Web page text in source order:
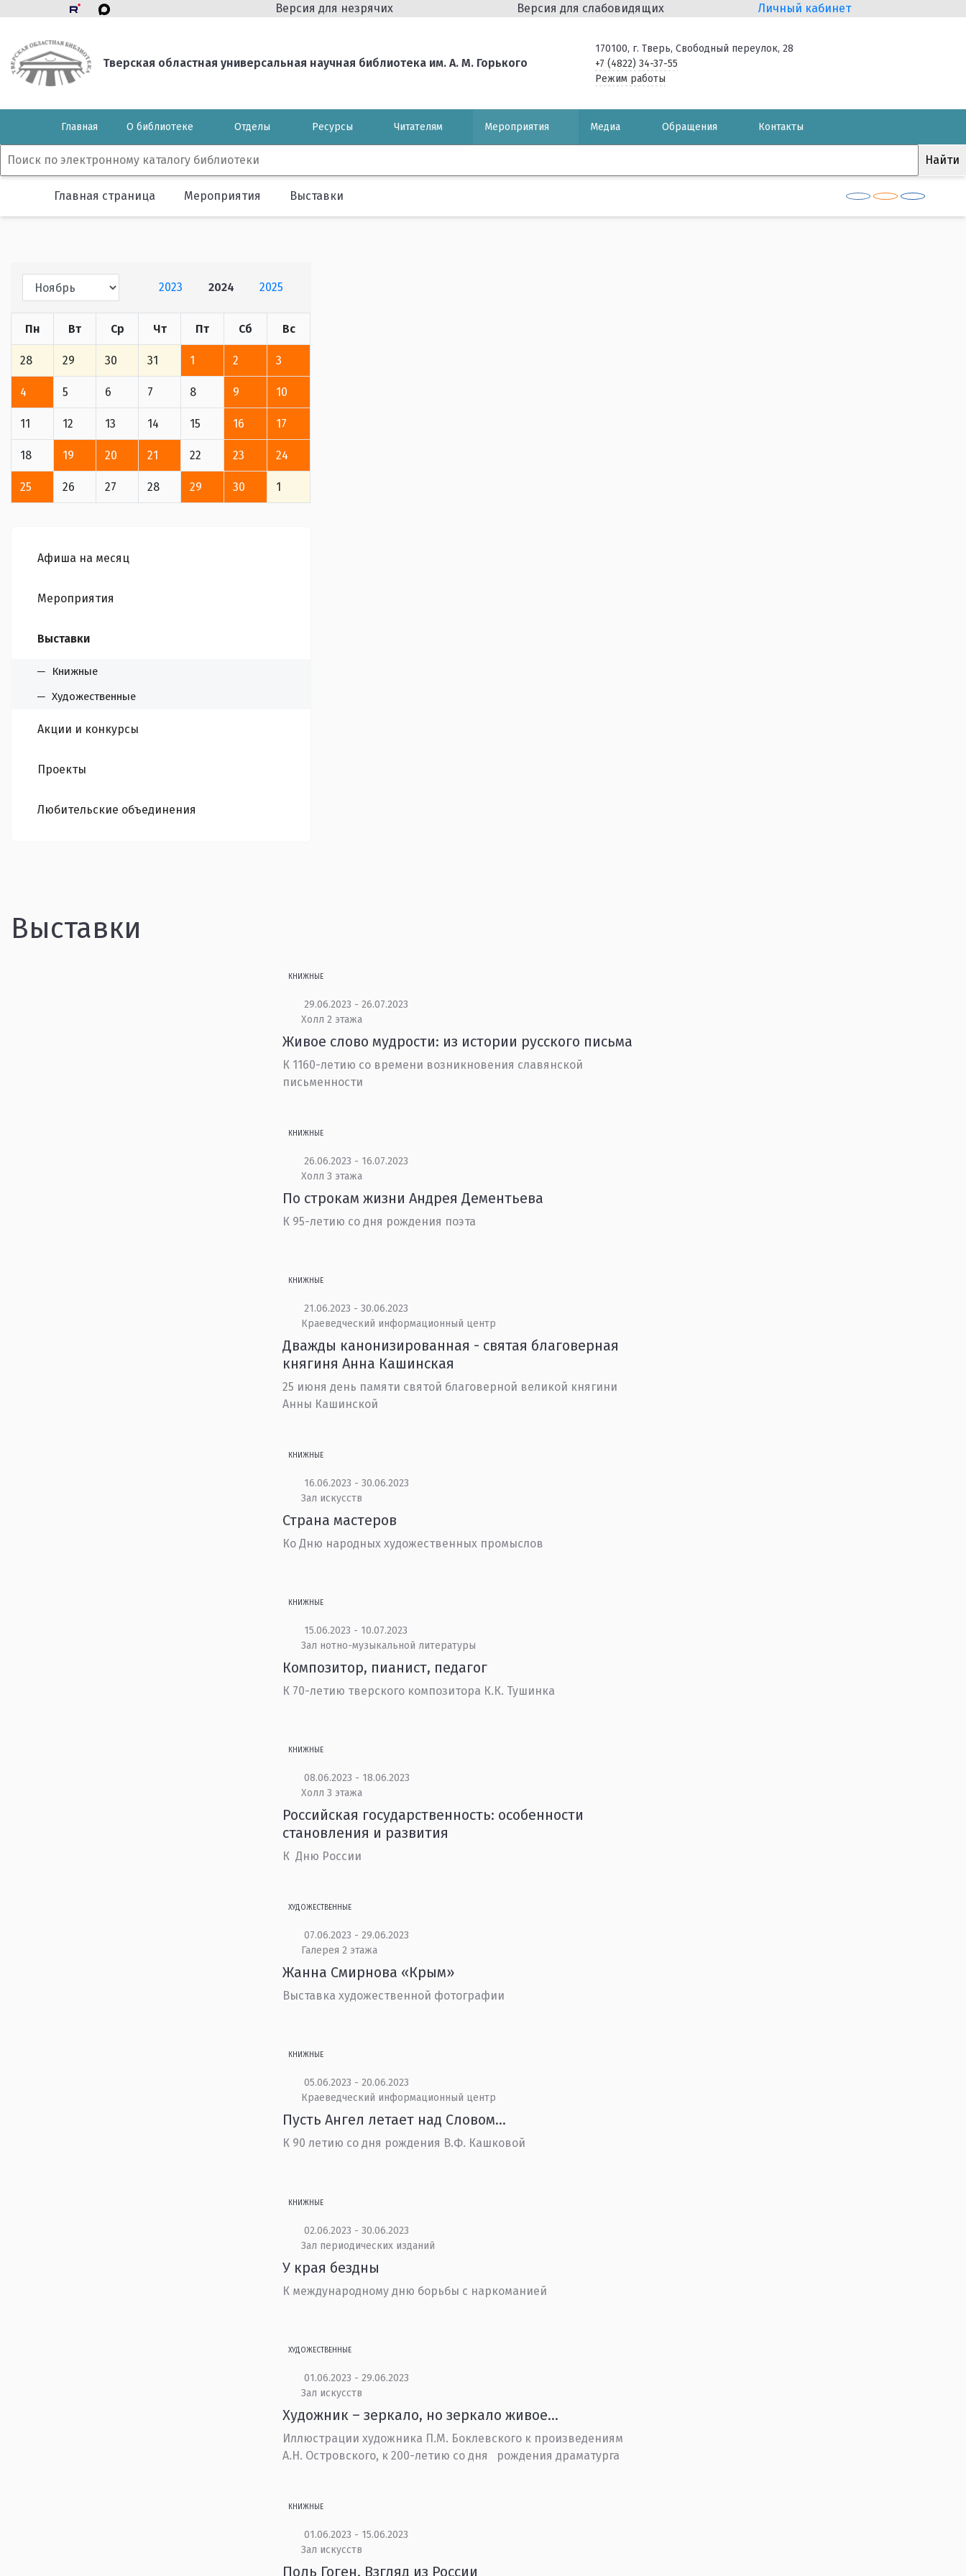
Версия для незрячих Версия для слабовидящих Личный кабинет
Тверская областная универсальная научная библиотека им. А. М. Горького
170100, г. Тверь, Свободный переулок, 28
+7 (4822) 34-37-55
Режим работы
Главная О библиотеке Отделы Ресурсы Читателям Мероприятия Медиа Обращения Контакты
Главная страница Мероприятия Выставки
2023 2024 2025
Пн Вт Ср Чт Пт Сб Вс
28 29 30 31 1 2 3
4 5 6 7 8 9 10
11 12 13 14 15 16 17
18 19 20 21 22 23 24
25 26 27 28 29 30 1
Афиша на месяц
Мероприятия
Выставки
Книжные
Художественные
Акции и конкурсы
Проекты
Любительские объединения
Выставки
КНИЖНЫЕ
29.06.2023 - 26.07.2023
Холл 2 этажа
Живое слово мудрости: из истории русского письма
К 1160-летию со времени возникновения славянской
письменности
КНИЖНЫЕ
26.06.2023 - 16.07.2023
Холл 3 этажа
По строкам жизни Андрея Дементьева
К 95-летию со дня рождения поэта
КНИЖНЫЕ
21.06.2023 - 30.06.2023
Краеведческий информационный центр
Дважды канонизированная - святая благоверная
княгиня Анна Кашинская
25 июня день памяти святой благоверной великой княгини
Анны Кашинской
КНИЖНЫЕ
16.06.2023 - 30.06.2023
Зал искусств
Страна мастеров
Ко Дню народных художественных промыслов
КНИЖНЫЕ
15.06.2023 - 10.07.2023
Зал нотно-музыкальной литературы
Композитор, пианист, педагог
К 70-летию тверского композитора К.К. Тушинка
КНИЖНЫЕ
08.06.2023 - 18.06.2023
Холл 3 этажа
Российская государственность: особенности
становления и развития
К Дню России
ХУДОЖЕСТВЕННЫЕ
07.06.2023 - 29.06.2023
Галерея 2 этажа
Жанна Смирнова «Крым»
Выставка художественной фотографии
КНИЖНЫЕ
05.06.2023 - 20.06.2023
Краеведческий информационный центр
Пусть Ангел летает над Словом...
К 90 летию со дня рождения В.Ф. Кашковой
КНИЖНЫЕ
02.06.2023 - 30.06.2023
Зал периодических изданий
У края бездны
К международному дню борьбы с наркоманией
ХУДОЖЕСТВЕННЫЕ
01.06.2023 - 29.06.2023
Зал искусств
Художник – зеркало, но зеркало живое…
Иллюстрации художника П.М. Боклевского к произведениям
А.Н. Островского, к 200-летию со дня рождения драматурга
КНИЖНЫЕ
01.06.2023 - 15.06.2023
Зал искусств
Поль Гоген. Взгляд из России